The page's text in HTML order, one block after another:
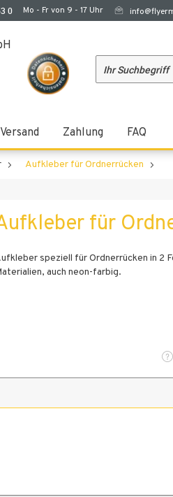
0 Mo - Fr von 9 - 17 Uhr
Versand Zahlung FAQ
Aufkleber für Ordnerrücken
für
speziell für Ordnerrücken in 2
auch neon-farbig.